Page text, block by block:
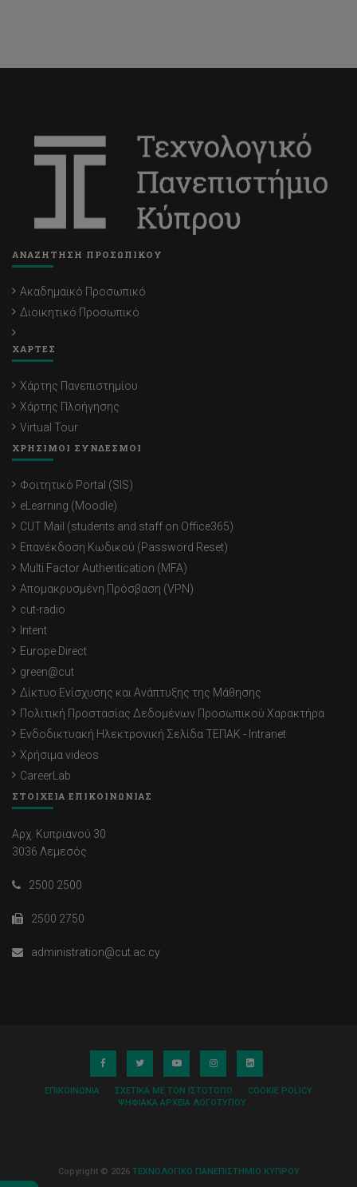
ΑΝΑΖΗΤΗΣΗ ΠΡΟΣΩΠΙΚΟΥ
Ακαδημαϊκό Προσωπικό
Διοικητικό Προσωπικό
ΧΑΡΤΕΣ
Χάρτης Πανεπιστημίου
Χάρτης Πλοήγησης
Virtual Tour
ΧΡΗΣΙΜΟΙ ΣΥΝΔΕΣΜΟΙ
Φοιτητικό Portal (SIS)
eLearning (Moodle)
CUT Mail (students and staff on Office365)
Επανέκδοση Κωδικού (Password Reset)
Multi Factor Authentication (MFA)
Απομακρυσμένη Πρόσβαση (VPN)
cut-radio
Intent
Europe Direct
green@cut
Δίκτυο Ενίσχυσης και Ανάπτυξης της Μάθησης
Πολιτική Προστασίας Δεδομένων Προσωπικού Χαρακτήρα
Ενδοδικτυακή Ηλεκτρονική Σελίδα ΤΕΠΑΚ - Intranet
Χρήσιμα videos
CareerLab
ΣΤΟΙΧΕΙΑ ΕΠΙΚΟΙΝΩΝΙΑΣ
Αρχ. Κυπριανού 30
3036 Λεμεσός
2500 2500
2500 2750
administration@cut.ac.cy
ΕΠΙΚΟΙΝΩΝΊΑ ΣΧΕΤΙΚΆ ΜΕ ΤΟΝ ΙΣΤΌΤΟΠΟ
COOKIE POLICY
ΨΗΦΙΑΚΆ ΑΡΧΕΊΑ ΛΟΓΌΤΥΠΟΥ
Copyright © 2026 ΤΕΧΝΟΛΟΓΙΚΟ ΠΑΝΕΠΙΣΤΗΜΙΟ ΚΥΠΡΟΥ